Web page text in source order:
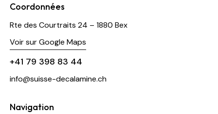
Coordonnées
Rte des Courtraits 24 – 1880 Bex
Voir sur Google Maps
+41 79 398 83 44
info@suisse-decalamine.ch
Navigation